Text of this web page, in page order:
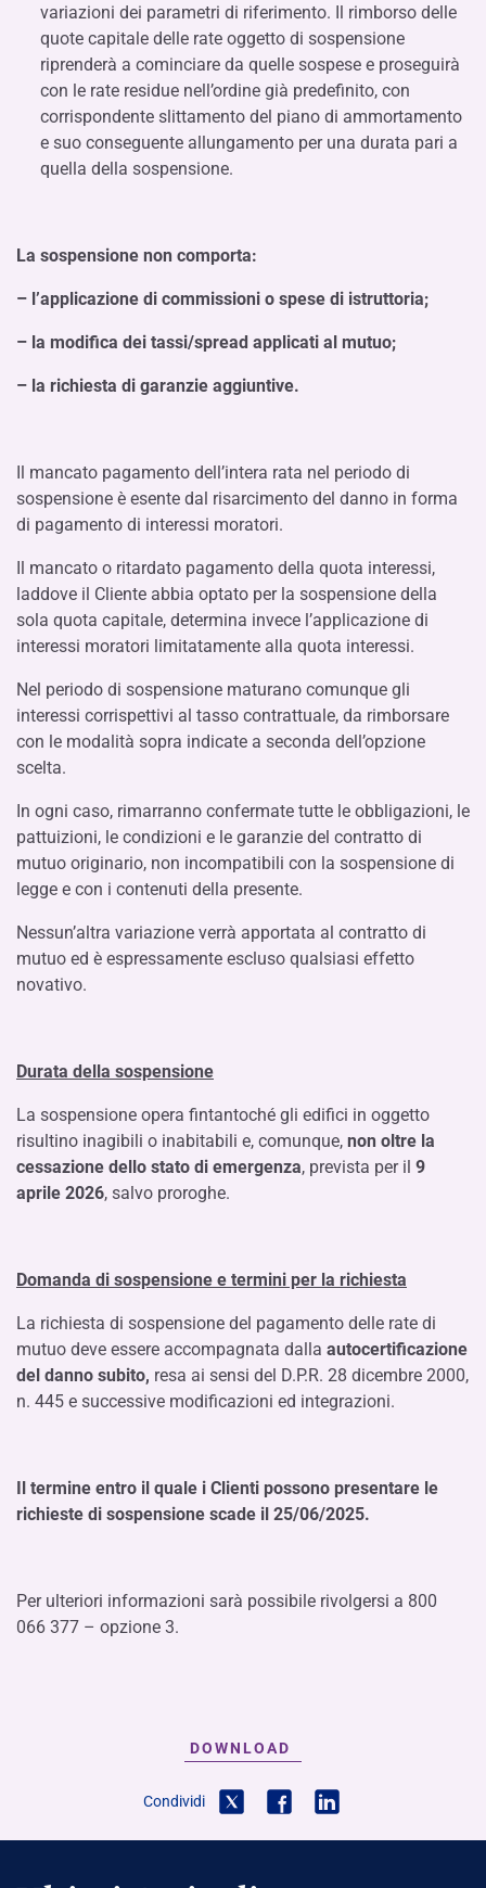
variazioni dei parametri di riferimento. Il rimborso delle
quote capitale delle rate oggetto di sospensione
riprenderà a cominciare da quelle sospese e proseguirà
con le rate residue nell’ordine già predefinito, con
corrispondente slittamento del piano di ammortamento
e suo conseguente allungamento per una durata pari a
quella della sospensione.
La sospensione non comporta:
– l’applicazione di commissioni o spese di istruttoria;
– la modifica dei tassi/spread applicati al mutuo;
– la richiesta di garanzie aggiuntive.
Il mancato pagamento dell’intera rata nel periodo di
sospensione è esente dal risarcimento del danno in forma
di pagamento di interessi moratori.
Il mancato o ritardato pagamento della quota interessi,
laddove il Cliente abbia optato per la sospensione della
sola quota capitale, determina invece l’applicazione di
interessi moratori limitatamente alla quota interessi.
Nel periodo di sospensione maturano comunque gli
interessi corrispettivi al tasso contrattuale, da rimborsare
con le modalità sopra indicate a seconda dell’opzione
scelta.
In ogni caso, rimarranno confermate tutte le obbligazioni, le
pattuizioni, le condizioni e le garanzie del contratto di
mutuo originario, non incompatibili con la sospensione di
legge e con i contenuti della presente.
Nessun’altra variazione verrà apportata al contratto di
mutuo ed è espressamente escluso qualsiasi effetto
novativo.
Durata della sospensione
La sospensione opera fintantoché gli edifici in oggetto
risultino inagibili o inabitabili e, comunque, non oltre la
cessazione dello stato di emergenza, prevista per il 9
aprile 2026, salvo proroghe.
Domanda di sospensione e termini per la richiesta
La richiesta di sospensione del pagamento delle rate di
mutuo deve essere accompagnata dalla autocertificazione
del danno subito, resa ai sensi del D.P.R. 28 dicembre 2000,
n. 445 e successive modificazioni ed integrazioni.
Il termine entro il quale i Clienti possono presentare le
richieste di sospensione scade il 25/06/2025.
Per ulteriori informazioni sarà possibile rivolgersi a 800
066 377 – opzione 3.
DOWNLOAD
Condividi